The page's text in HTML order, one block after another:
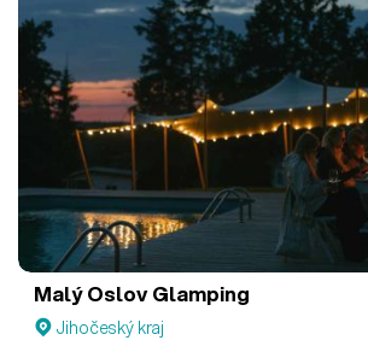
Malý Oslov Glamping
Jihočeský kraj